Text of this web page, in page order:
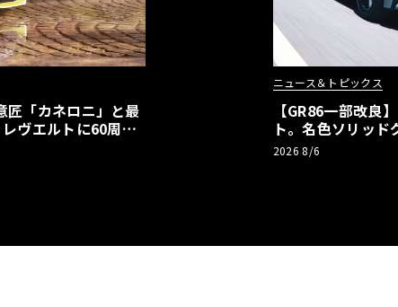
匠「カネロニ」と最
ヴエルトに60周年
ニュース＆トピックス
【GR86一部改良
ト。名色ソリッ
極みへ
2026 8/6